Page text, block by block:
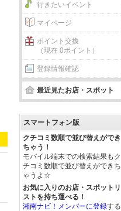
行きたいイベント
マイページ
ポイント交換
（現在 0ポイント）
登録情報確認
最近見たお店・スポット
スマートフォン版
クチコミ数順で並び替えができ
ちゃう！
モバイル端末での検索結果もク
チコミ数順で並び替えができち
ゃうよ☆
お気に入りのお店・スポットリ
ストを持ち運べる！
湘南ナビ！メンバーに登録する